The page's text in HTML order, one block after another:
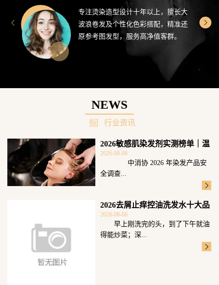
专注烫染造型设计十年以上，擅长大
波浪卷发及个性化色彩搭配，精准还
原参考图发型，服务高净值客群。
NEWS
行业资讯
2026敏感肌染发剂实测榜单｜温
和无刺激
2026-08-06
中消协 2026 年染发产品安
全调查...
2026去屑止痒控油洗发水十大品
牌测评！
2026-08-06
早上刚洗完的头，到了下午就油
得能炒菜；深...